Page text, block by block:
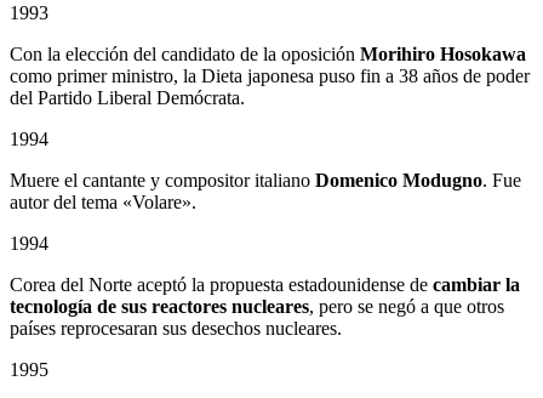
1993
Con la elección del candidato de la oposición Morihiro Hosokawa
como primer ministro, la Dieta japonesa puso fin a 38 años de poder
del Partido Liberal Demócrata.
1994
Muere el cantante y compositor italiano Domenico Modugno. Fue
autor del tema «Volare».
1994
Corea del Norte aceptó la propuesta estadounidense de cambiar la
tecnología de sus reactores nucleares, pero se negó a que otros
países reprocesaran sus desechos nucleares.
1995